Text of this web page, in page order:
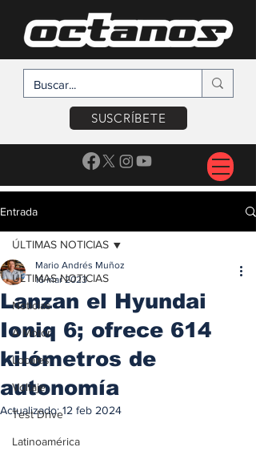
SUSCRÍBETE
Entrada
ÚLTIMAS NOTICIAS
Noticias
A Motor
Locales
Voltaje
Test Drive
Latinoamérica
ÚLTIMAS NOTICIAS
Lanzan el Hyundai
Ioniq 6; ofrece 614
kilómetros de
autonomía
Mario Andrés Muñoz
16 mar 2023
Actualizado:12 feb 2024